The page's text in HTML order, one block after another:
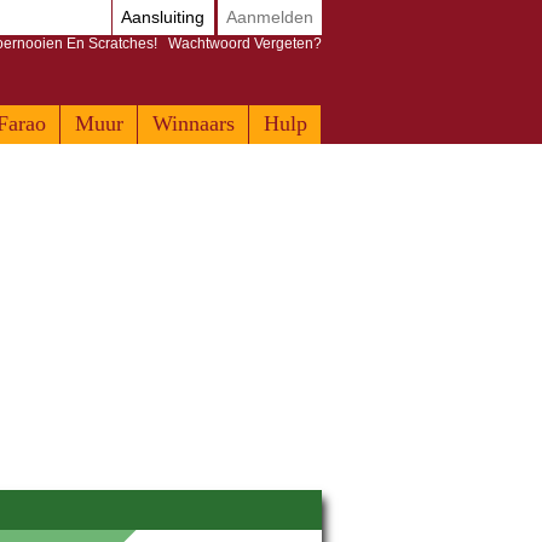
Muur Winnaars Hulp
Aansluiting Aanmelden
En Scratches! Wachtwoord Vergeten?